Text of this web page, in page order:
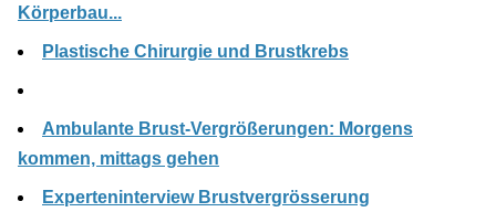
Körperbau...
Plastische Chirurgie und Brustkrebs
Ambulante Brust-Vergrößerungen: Morgens
kommen, mittags gehen
Experteninterview Brustvergrösserung